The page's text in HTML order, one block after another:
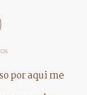
por aqui me